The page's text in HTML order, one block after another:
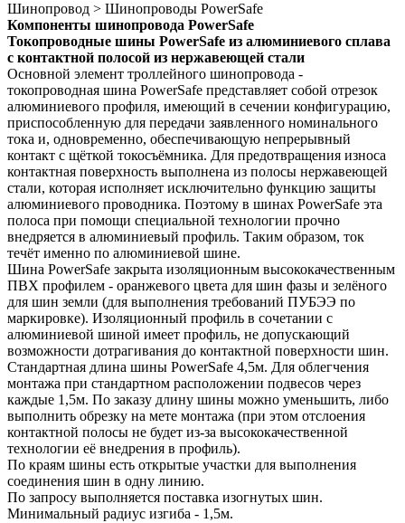
Шинопровод > Шинопроводы PowerSafe
Компоненты шинопровода PowerSafe
Токопроводные шины PowerSafe из алюминиевого сплава
с контактной полосой из нержавеющей стали
Основной элемент троллейного шинопровода -
токопроводная шина PowerSafe представляет собой отрезок
алюминиевого профиля, имеющий в сечении конфигурацию,
приспособленную для передачи заявленного номинального
тока и, одновременно, обеспечивающую непрерывный
контакт с щёткой токосъёмника. Для предотвращения износа
контактная поверхность выполнена из полосы нержавеющей
стали, которая исполняет исключительно функцию защиты
алюминиевого проводника. Поэтому в шинах PowerSafe эта
полоса при помощи специальной технологии прочно
внедряется в алюминиевый профиль. Таким образом, ток
течёт именно по алюминиевой шине.
Шина PowerSafe закрыта изоляционным высококачественным
ПВХ профилем - оранжевого цвета для шин фазы и зелёного
для шин земли (для выполнения требований ПУБЭЭ по
маркировке). Изоляционный профиль в сочетании с
алюминиевой шиной имеет профиль, не допускающий
возможности дотрагивания до контактной поверхности шин.
Стандартная длина шины PowerSafe 4,5м. Для облегчения
монтажа при стандартном расположении подвесов через
каждые 1,5м. По заказу длину шины можно уменьшить, либо
выполнить обрезку на мете монтажа (при этом отслоения
контактной полосы не будет из-за высококачественной
технологии её внедрения в профиль).
По краям шины есть открытые участки для выполнения
соединения шин в одну линию.
По запросу выполняется поставка изогнутых шин.
Минимальный радиус изгиба - 1,5м.